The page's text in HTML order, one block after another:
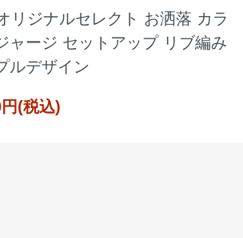
リジナルセレクト お洒落 カラ
ャージ セットアップ リブ編み
ルデザイン
(税込)